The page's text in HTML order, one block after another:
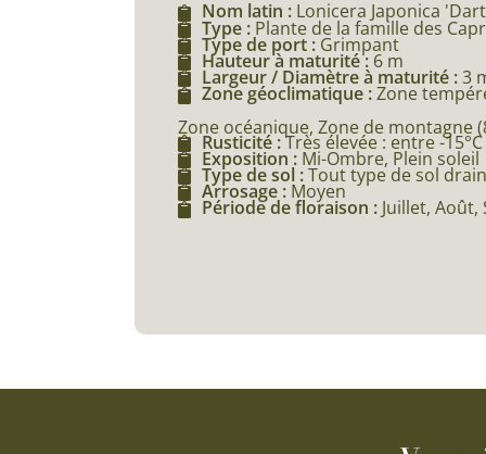
Nom latin : Lonicera Japonica
Type : Plante de la famille des
Type de port : Grimpant
Hauteur à maturité : 6 m
Largeur / Diamètre à maturité :3
Zone géoclimatique :Zone
Zone océanique, Zone de montagne
Rusticité :Très élevée : entre -15°C
Exposition : Mi-Ombre, Plein soleil
Type de sol :Tout type de sol
Arrosage : Moyen
Période de floraison : Juillet,